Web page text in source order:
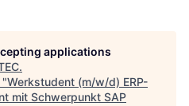
applications
.
"Werkstudent (m/w/d) ERP-
mit Schwerpunkt SAP